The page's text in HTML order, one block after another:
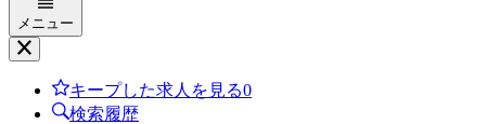
メニュー
キープした求人を見る0
検索履歴